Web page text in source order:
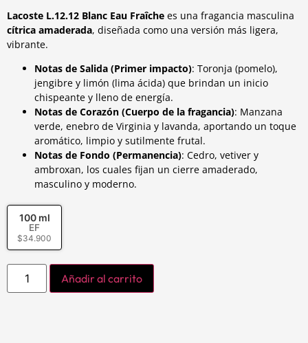
Lacoste L.12.12 Blanc Eau Fraîche es una fragancia masculina
cítrica amaderada, diseñada como una versión más ligera,
vibrante.
Notas de Salida (Primer impacto): Toronja (pomelo),
jengibre y limón (lima ácida) que brindan un inicio
chispeante y lleno de energía.
Notas de Corazón (Cuerpo de la fragancia): Manzana
verde, enebro de Virginia y lavanda, aportando un toque
aromático, limpio y sutilmente frutal.
Notas de Fondo (Permanencia): Cedro, vetiver y
ambroxan, los cuales fijan un cierre amaderado,
masculino y moderno.
100 ml
EF
$34.900
Añadir al carrito